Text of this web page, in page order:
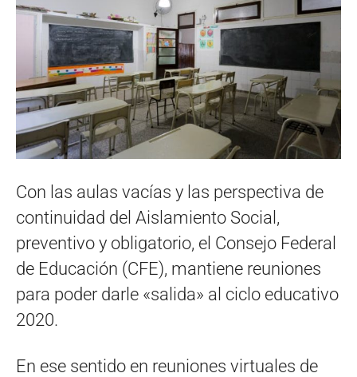
Con las aulas vacías y las perspectiva de
continuidad del Aislamiento Social,
preventivo y obligatorio, el Consejo Federal
de Educación (CFE), mantiene reuniones
para poder darle «salida» al ciclo educativo
2020.
En ese sentido en reuniones virtuales de